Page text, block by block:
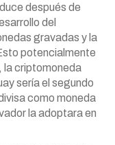
después de
del
gravadas y la
potencialmente
la criptomoneda
sería el segundo
como moneda
la adoptara en